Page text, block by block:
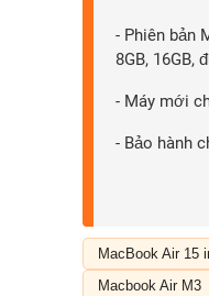
- Phiên bản
8GB, 16GB,
- Máy mới
- Bảo hành
MacBook Air 15
Macbook Air M3